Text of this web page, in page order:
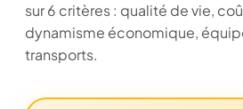
sur 6 critères : qualité de vie,
dynamisme économique,
transports.